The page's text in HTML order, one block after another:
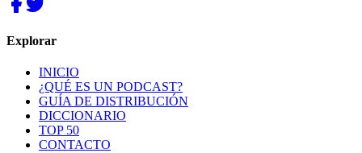
Explorar
INICIO
¿QUÉ ES UN PODCAST?
GUÍA DE DISTRIBUCIÓN
DICCIONARIO
TOP 50
CONTACTO